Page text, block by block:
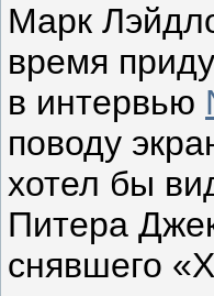
Марк
время
в интервью
поводу
хотел бы
Питера
снявшего